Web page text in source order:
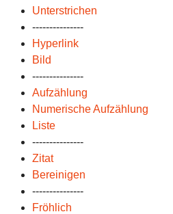
Unterstrichen
---------------
Hyperlink
Bild
---------------
Aufzählung
Numerische Aufzählung
Liste
---------------
Zitat
Bereinigen
---------------
Fröhlich